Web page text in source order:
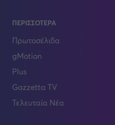
ΠΕΡΙΣΣΟΤΕΡΑ
Πρωτοσέλιδα
gMotion
Plus
Gazzetta TV
Τελευταία Νέα